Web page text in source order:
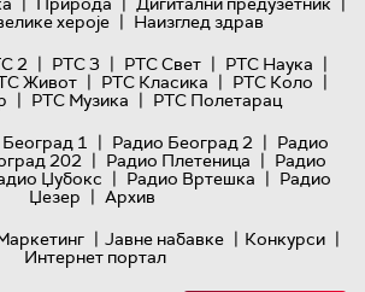
хероје | Наизглед здрав
2 | РТС 3 | РТС Свет | РТС Наука |
Живот | РТС Класика | РТС Коло |
| РТС Музика | РТС Полетарац
1 | Радио Београд 2 | Радио
202 | Радио Плетеница | Радио
Џубокс | Радио Вртешка | Радио
Џезер | Архив
| Јавне набавке | Конкурси |
Интернет портал